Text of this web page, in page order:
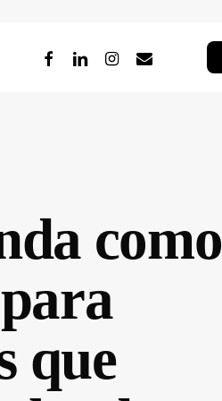
facebooklinkedininstagram
email
como
que